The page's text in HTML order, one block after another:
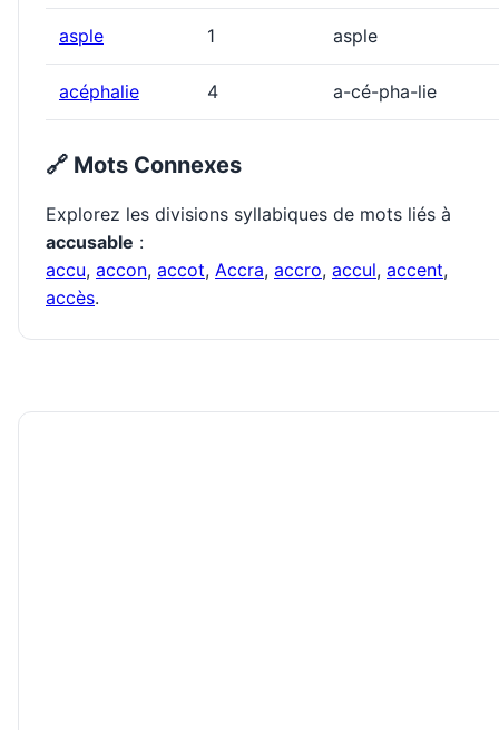
asple 1 asple
acéphalie 4 a-cé-pha-lie
🔗 Mots Connexes
Explorez les divisions syllabiques de mots liés à
accusable :
accu, accon, accot, Accra, accro, accul, accent,
accès.